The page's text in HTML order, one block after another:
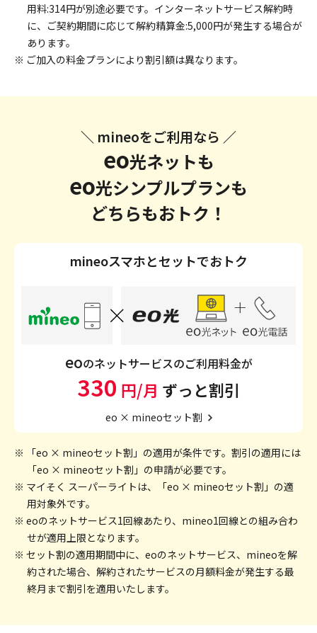
用料:314円が別途必要です。インターネットサービス解約時
に、ご契約期間に応じて解約精算金:5,000円が発生する場合が
あります。
※ ご加入の料金プランにより割引額は異なります。
＼ mineoをご利用なら ／
eo光ネットも
eo光シンプルプランも
どちらもおトク！
mineoスマホとセットでおトク
eoのネットサービスのご利用料金が
330 円/月 ずっと割引
eo × mineoセット割
※ 「eo × mineoセット割」の適用が条件です。割引の適用には
「eo × mineoセット割」の申請が必要です。
※ マイそく スーパーライトは、「eo × mineoセット割」の適
用対象外です。
※ eoのネットサービス1回線あたり、mineo1回線との組み合わ
せが適用上限となります。
※ セット割の適用期間中に、eoのネットサービス、mineoを解
約された場合、解約されたサービスの月額料金が発生する最
終月まで割引を適用いたします。